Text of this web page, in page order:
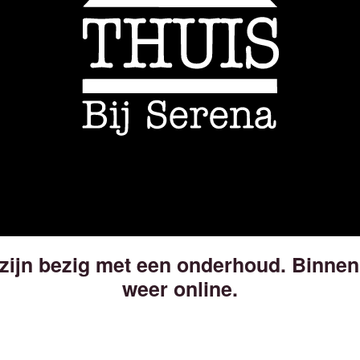
bezig met een onderhoud.
weer online.